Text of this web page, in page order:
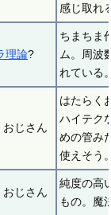
感じ取れ
理論?
ちまちま
ム。周波
れている
おじさん
はたらく
ハイテク
めの管み
使えそう
おじさん
純度の高
もの。魔